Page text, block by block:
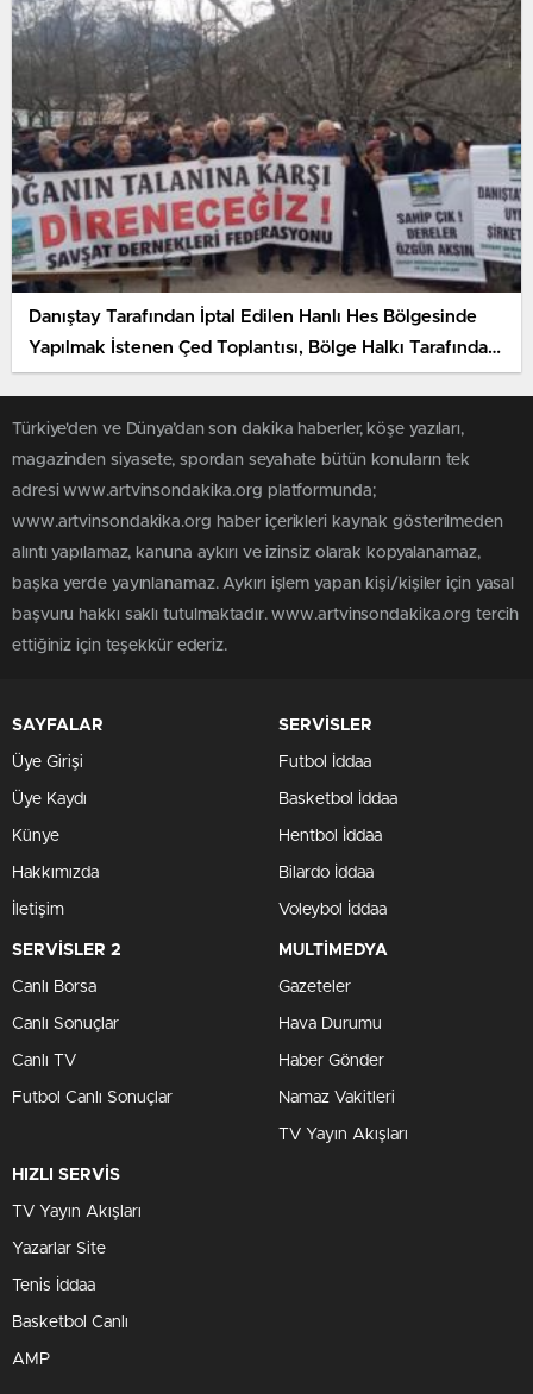
Danıştay Tarafından İptal Edilen Hanlı Hes Bölgesinde
Yapılmak İstenen Çed Toplantısı, Bölge Halkı Tarafından
Protesto Edildi
Türkiye'den ve Dünya’dan son dakika haberler, köşe yazıları,
magazinden siyasete, spordan seyahate bütün konuların tek
adresi www.artvinsondakika.org platformunda;
www.artvinsondakika.org haber içerikleri kaynak gösterilmeden
alıntı yapılamaz, kanuna aykırı ve izinsiz olarak kopyalanamaz,
başka yerde yayınlanamaz. Aykırı işlem yapan kişi/kişiler için yasal
başvuru hakkı saklı tutulmaktadır. www.artvinsondakika.org tercih
ettiğiniz için teşekkür ederiz.
SAYFALAR
Üye Girişi
Üye Kaydı
Künye
Hakkımızda
İletişim
SERVİSLER
Futbol İddaa
Basketbol İddaa
Hentbol İddaa
Bilardo İddaa
Voleybol İddaa
SERVİSLER 2
Canlı Borsa
Canlı Sonuçlar
Canlı TV
Futbol Canlı Sonuçlar
MULTİMEDYA
Gazeteler
Hava Durumu
Haber Gönder
Namaz Vakitleri
TV Yayın Akışları
HIZLI SERVİS
TV Yayın Akışları
Yazarlar Site
Tenis İddaa
Basketbol Canlı
AMP